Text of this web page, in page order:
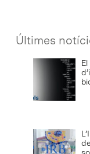
Últimes